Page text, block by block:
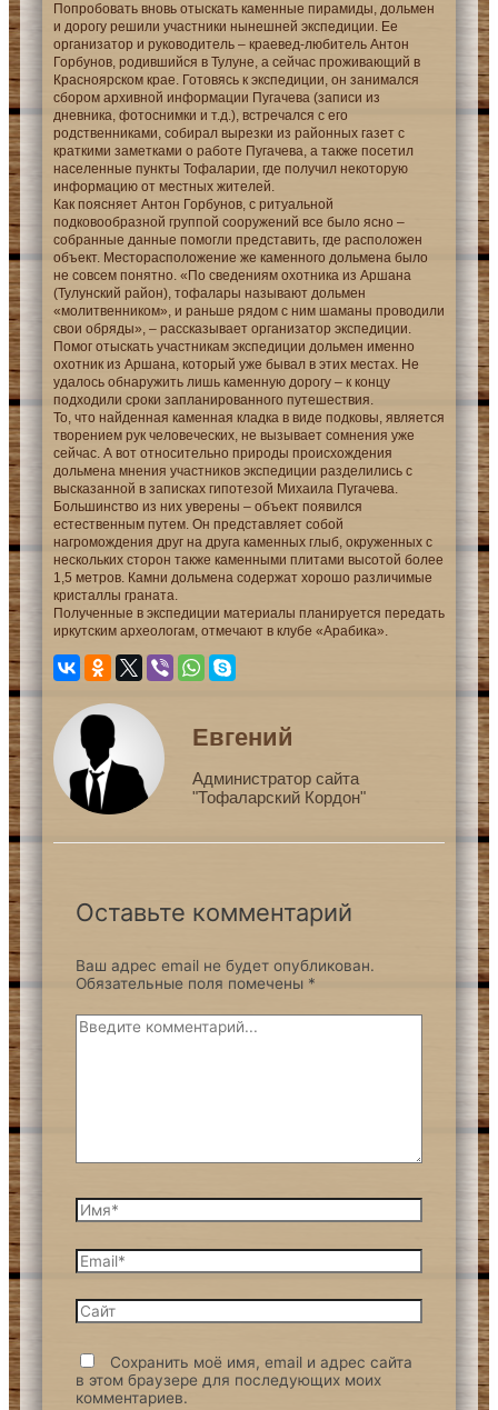
Попробовать вновь отыскать каменные пирамиды, дольмен
и дорогу решили участники нынешней экспедиции. Ее
организатор и руководитель – краевед-любитель Антон
Горбунов, родившийся в Тулуне, а сейчас проживающий в
Красноярском крае. Готовясь к экспедиции, он занимался
сбором архивной информации Пугачева (записи из
дневника, фотоснимки и т.д.), встречался с его
родственниками, собирал вырезки из районных газет с
краткими заметками о работе Пугачева, а также посетил
населенные пункты Тофаларии, где получил некоторую
информацию от местных жителей.
Как поясняет Антон Горбунов, с ритуальной
подковообразной группой сооружений все было ясно –
собранные данные помогли представить, где расположен
объект. Месторасположение же каменного дольмена было
не совсем понятно. «По сведениям охотника из Аршана
(Тулунский район), тофалары называют дольмен
«молитвенником», и раньше рядом с ним шаманы проводили
свои обряды», – рассказывает организатор экспедиции.
Помог отыскать участникам экспедиции дольмен именно
охотник из Аршана, который уже бывал в этих местах. Не
удалось обнаружить лишь каменную дорогу – к концу
подходили сроки запланированного путешествия.
То, что найденная каменная кладка в виде подковы, является
творением рук человеческих, не вызывает сомнения уже
сейчас. А вот относительно природы происхождения
дольмена мнения участников экспедиции разделились с
высказанной в записках гипотезой Михаила Пугачева.
Большинство из них уверены – объект появился
естественным путем. Он представляет собой
нагромождения друг на друга каменных глыб, окруженных с
нескольких сторон также каменными плитами высотой более
1,5 метров. Камни дольмена содержат хорошо различимые
кристаллы граната.
Полученные в экспедиции материалы планируется передать
иркутским археологам, отмечают в клубе «Арабика».
Евгений
Администратор сайта
"Тофаларский Кордон"
Оставьте комментарий
Ваш адрес email не будет опубликован.
Обязательные поля помечены *
Сохранить моё имя, email и адрес сайта
в этом браузере для последующих моих
комментариев.